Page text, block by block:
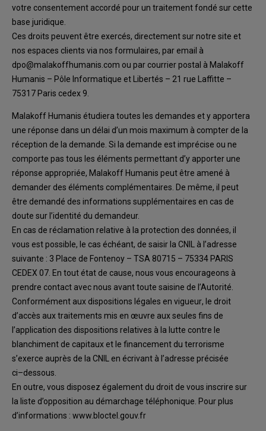
votre consentement accordé pour un traitement fondé sur cette
base juridique
Ces droits peuvent être exercés, directement sur notre site et
nos espaces clients via nos formulaires, par email à
dpo@malakoffhumanis.com ou par courrierpostal à Malakoff
Humanis – Pôle Informatique et Libertés – 21 rue Laffitte –
75317 Paris cedex 9.
Malakoff Humanis étudiera toutes les demandes et y apportera
une réponse dans un délai d’un mois maximum à compter de la
réception de la demande Si la demande est imprécise ou ne
comporte pas tous les éléments permettant d’y apporter une
réponse appropriée, Malakoff Humanis peut être amené à
demander des éléments complémentaires. De même, il peut
être demandé des informations supplémentaires en cas de
doute sur l’identité du demandeur.
En cas de réclamation relative à la protection des données, il
vous est possible, le cas échéant, de saisir la CNIL à l’adresse
suivante : 3 Place de Fontenoy – TSA 80715 – 75334 PARIS
CEDEX 07. En tout état de cause, nous vous encourageons à
prendre contact avec nous avanttoute saisine de l’Autorité.
Conformément aux dispositions légales en vigueur, le droit
d’accès aux traitements mis en œuvre aux seules fins de
l’application des dispositions relatives à la lutte contre le
blanchiment de capitaux et le financement du terrorisme
s’exerce auprès de la CNIL en écrivant à l’adresse précisée
ci–dessous.
En outre, vous disposez également du droit de vous inscrire sur
la liste d’opposition au démarchage téléphonique. Pour plus
d’informations : www.bloctel.gouv.fr